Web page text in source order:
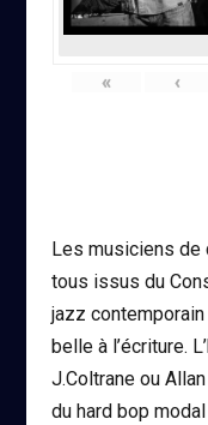
« ‹
Les musiciens de
tous issus du
jazz
belle à l’écriture.
J.Coltrane ou
du hard bop